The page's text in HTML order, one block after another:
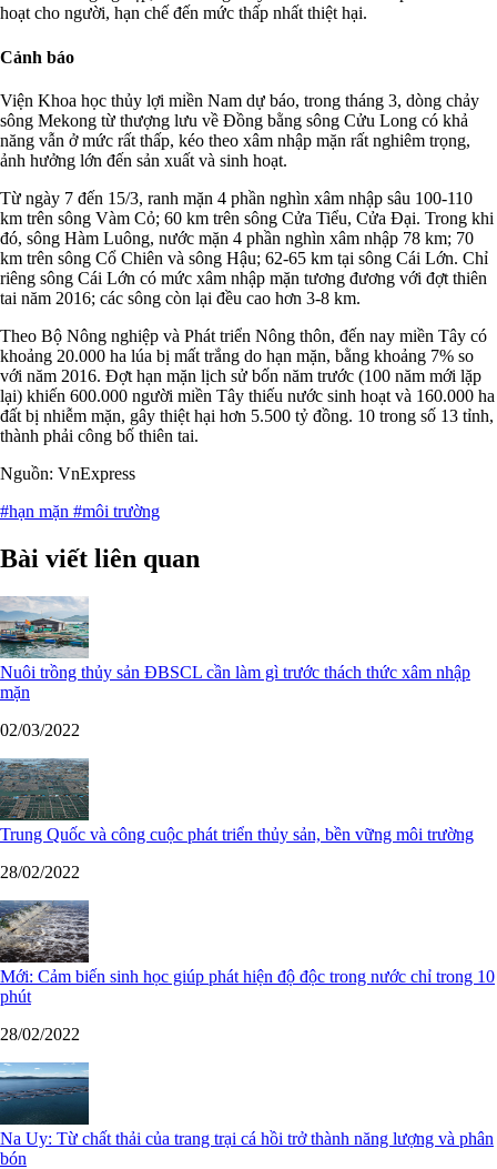
hoạt cho người, hạn chế đến mức thấp nhất thiệt hại.
Cảnh báo
Viện Khoa học thủy lợi miền Nam dự báo, trong tháng 3, dòng chảy
sông Mekong từ thượng lưu về Đồng bằng sông Cửu Long có khả
năng vẫn ở mức rất thấp, kéo theo xâm nhập mặn rất nghiêm trọng,
ảnh hưởng lớn đến sản xuất và sinh hoạt.
Từ ngày 7 đến 15/3, ranh mặn 4 phần nghìn xâm nhập sâu 100-110
km trên sông Vàm Cỏ; 60 km trên sông Cửa Tiểu, Cửa Đại. Trong khi
đó, sông Hàm Luông, nước mặn 4 phần nghìn xâm nhập 78 km; 70
km trên sông Cổ Chiên và sông Hậu; 62-65 km tại sông Cái Lớn. Chỉ
riêng sông Cái Lớn có mức xâm nhập mặn tương đương với đợt thiên
tai năm 2016; các sông còn lại đều cao hơn 3-8 km.
Theo Bộ Nông nghiệp và Phát triển Nông thôn, đến nay miền Tây có
khoảng 20.000 ha lúa bị mất trắng do hạn mặn, bằng khoảng 7% so
với năm 2016. Đợt hạn mặn lịch sử bốn năm trước (100 năm mới lặp
lại) khiến 600.000 người miền Tây thiếu nước sinh hoạt và 160.000 ha
đất bị nhiễm mặn, gây thiệt hại hơn 5.500 tỷ đồng. 10 trong số 13 tỉnh,
thành phải công bố thiên tai.
Nguồn: VnExpress
#hạn mặn #môi trường
Bài viết liên quan
Nuôi trồng thủy sản ĐBSCL cần làm gì trước thách thức xâm nhập
mặn
02/03/2022
Trung Quốc và công cuộc phát triển thủy sản, bền vững môi trường
28/02/2022
Mới: Cảm biến sinh học giúp phát hiện độ độc trong nước chỉ trong 10
phút
28/02/2022
Na Uy: Từ chất thải của trang trại cá hồi trở thành năng lượng và phân
bón